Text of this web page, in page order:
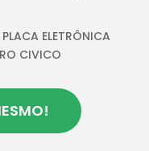
ELETRÔNICA
CIVICO